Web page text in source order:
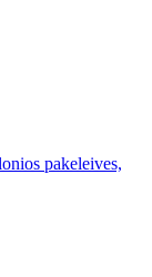
pakeleives,